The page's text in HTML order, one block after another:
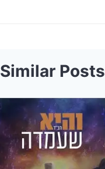
Similar Posts